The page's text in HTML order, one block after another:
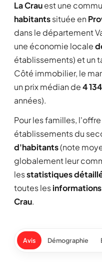
La Crauest une
habitantssituée en
dans le département
une économie locale
établissements) et un
Côté immobilier, le
un prix médian de4
années).
Pour les familles,
établissements du
d'habitants(note
globalement leur
lesstatistiques
toutes les
Crau.
Avis Démographie